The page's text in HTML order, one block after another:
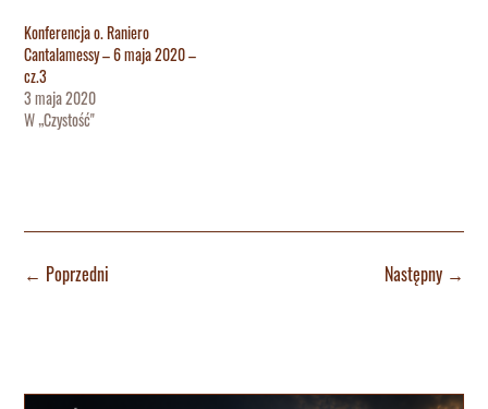
Konferencja o. Raniero
Cantalamessy – 6 maja 2020 –
cz.3
3 maja 2020
W „Czystość"
← Poprzedni Następny→